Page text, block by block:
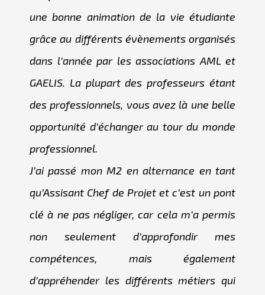
une bonne animation de la vie étudiante
grâce au différents évènements organisés
dans l’année par les associations AML et
GAELIS. La plupart des professeurs étant
des professionnels, vous avez là une belle
opportunité d’échanger au tour du monde
professionnel.
J’ai passé mon M2 en alternance en tant
qu’Assisant Chef de Projet et c’est un pont
clé à ne pas négliger, car cela m’a permis
non seulement d’approfondir mes
compétences, mais également
d’appréhender les différents métiers qui